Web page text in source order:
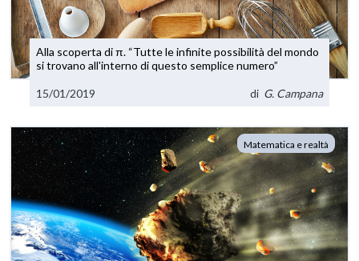
Alla scoperta di π. “Tutte le infinite possibilità del mondo
si trovano all'interno di questo semplice numero”
15/01/2019 di G. Campana
Matematica e realtà